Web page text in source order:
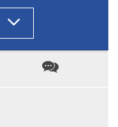
Kontakt